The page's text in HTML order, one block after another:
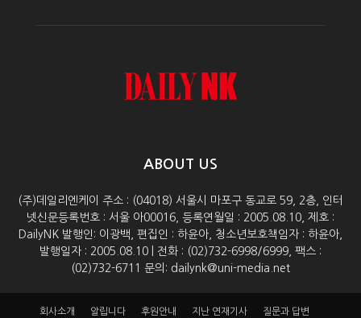
ABOUT US
(주)데일리엔케이 주소 : (04018) 서울시 마포구 동교로 59, 2층, 인터
넷신문등록번호 : 서울 아00016, 등록연월일 : 2005.08.10, 제호 :
DailyNK 발행인: 이광백, 편집인 : 하윤아, 청소년보호책임자 : 하윤아,
발행일자 : 2005.08.10 | 전화 : (02)732-6998/6999, 팩스 :
(02)732-6711 문의: dailynk@uni-media.net
회사소개 알립니다 후원안내 지난 연재기사 질문과 답변